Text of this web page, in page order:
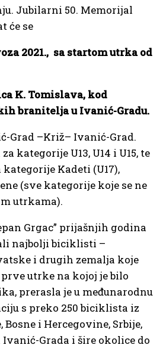
Jubilarni 50. Memorijal
će se
2021., sa startom utrka od
K. Tomislava, kod
branitelja u Ivanić-Gradu.
Grad –Križ– Ivanić-Grad.
kategorije U13, U14 i U15, te
Kadeti (U17),
(sve kategorije koje se ne
utrkama).
Grgac” prijašnjih godina
najbolji biciklisti –
i drugih zemalja koje
utrke na kojoj je bilo
prerasla je u međunarodnu
s preko 250 biciklista iz
i Hercegovine, Srbije,
Ivanić-Grada i šire okolice do